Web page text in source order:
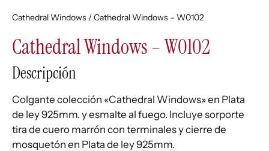
Cathedral Windows / Cathedral Windows – W0102
Cathedral Windows – W0102
Descripción
Colgante colección «Cathedral Windows» en Plata
de ley 925mm. y esmalte al fuego. Incluye sorporte
tira de cuero marrón con terminales y cierre de
mosquetón en Plata de ley 925mm.